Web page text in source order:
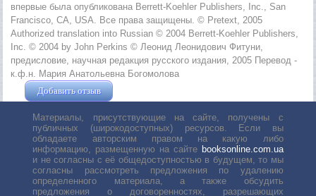
впервые была опубликована Berrett-Koehler Publishers, Inc., San
Francisco, CA, USA. Все права защищены. © Pretext, 2005
Authorized translation into Russian © 2004 Berrett-Koehler Publishers,
Inc. © 2004 by John Perkins © Леонид Леонидович Фитуни,
предисловие, научная редакция русского издания, 2005 Перевод -
к.ф.н. Мария Анатольевна Богомолова
Добавить отзыв
Материалы, присутствующие на сайте, получены с
публичных (широкодоступных) ресурсов. Если вы
обладаете авторским правом на какую либо
информацию, размещенную на сайте booksonline.com.ua
и не согласны с её общедоступностью в будущем, то мы
согласны рассмотреть предложения по удалению
определенного материала, а также обсудить
предложения о договоренностях, разрешающих